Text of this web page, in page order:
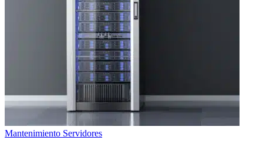
Mantenimiento Servidores